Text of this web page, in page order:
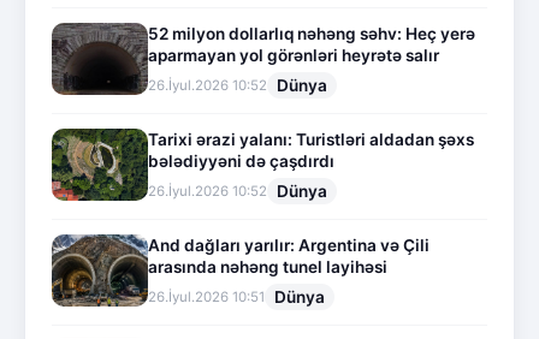
52 milyon dollarlıq nəhəng səhv: Heç yerə
aparmayan yol görənləri heyrətə salır
26.İyul.2026 10:52 Dünya
Tarixi ərazi yalanı: Turistləri aldadan şəxs
bələdiyyəni də çaşdırdı
26.İyul.2026 10:52 Dünya
And dağları yarılır: Argentina və Çili
arasında nəhəng tunel layihəsi
26.İyul.2026 10:51 Dünya